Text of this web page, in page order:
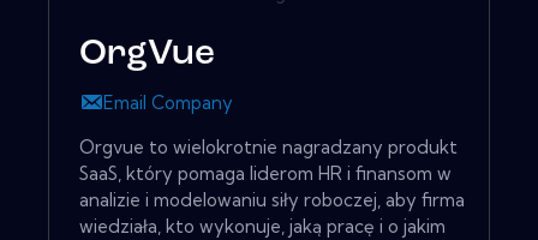
OrgVue
Email Company
Orgvue to wielokrotnie nagradzany produkt
SaaS, który pomaga liderom HR i finansom w
analizie i modelowaniu siły roboczej, aby firma
wiedziała, kto wykonuje, jaką pracę i o jakim